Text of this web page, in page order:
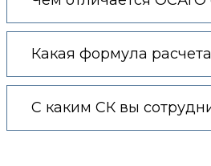
Какая формула
С каким СК вы